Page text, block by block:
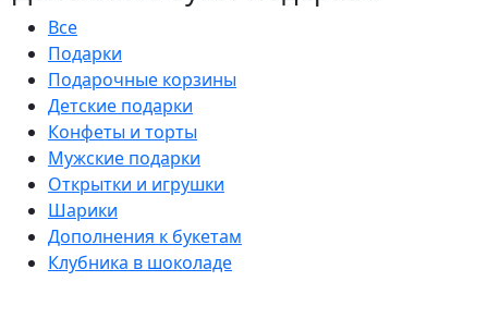
Все
Подарки
Подарочные корзины
Детские подарки
Конфеты и торты
Мужские подарки
Открытки и игрушки
Шарики
Дополнения к букетам
Клубника в шоколаде